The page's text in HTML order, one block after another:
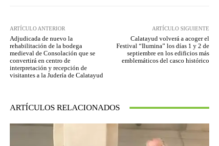
ARTÍCULO ANTERIOR
Adjudicada de nuevo la
rehabilitación de la bodega
medieval de Consolación que se
convertirá en centro de
interpretación y recepción de
visitantes a la Judería de Calatayud
ARTÍCULO SIGUIENTE
Calatayud volverá a acoger el
Festival “Ilumina” los días 1 y 2 de
septiembre en los edificios más
emblemáticos del casco histórico
ARTÍCULOS RELACIONADOS